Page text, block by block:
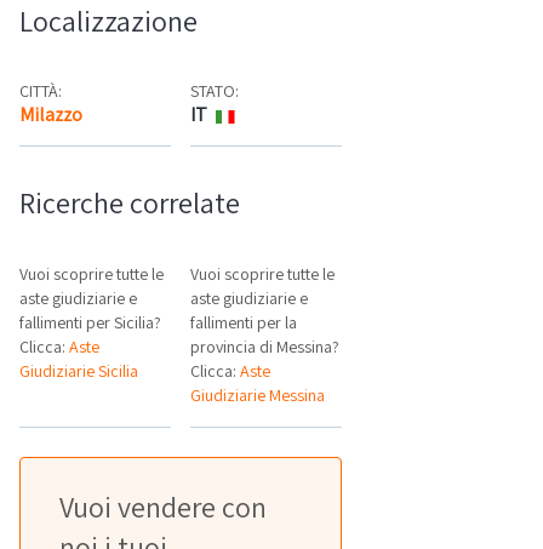
Localizzazione
CITTÀ:
Milazzo Mappa
STATO:
IT
Ricerche correlate
Vuoi scoprire tutte le
aste giudiziarie e
fallimenti per Sicilia?
Clicca: Aste
Giudiziarie Sicilia
Vuoi scoprire tutte le
aste giudiziarie e
fallimenti per la
provincia di Messina?
Clicca:Aste
Giudiziarie Messina
Vuoi vendere con